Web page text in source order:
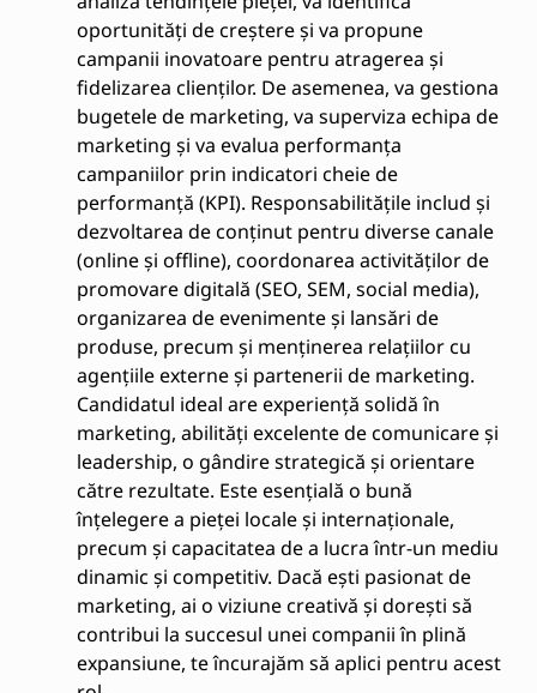
oportunități de creștere și va propune
campanii inovatoare pentru atragerea și
fidelizarea clienților. De asemenea, va gestiona
bugetele de marketing, va superviza echipa de
marketing și va evalua performanța
campaniilor prin indicatori cheie de
performanță (KPI). Responsabilitățile includ și
dezvoltarea de conținut pentru diverse canale
(online și offline), coordonarea activităților de
promovare digitală (SEO, SEM, social media),
organizarea de evenimente și lansări de
produse, precum și menținerea relațiilor cu
agențiile externe și partenerii de marketing.
Candidatul ideal are experiență solidă în
marketing, abilități excelente de comunicare și
leadership, o gândire strategică și orientare
către rezultate. Este esențială o bună
înțelegere a pieței locale și internaționale,
precum și capacitatea de a lucra într-un mediu
dinamic și competitiv. Dacă ești pasionat de
marketing, ai o viziune creativă și dorești să
contribui la succesul unei companii în plină
expansiune, te încurajăm să aplici pentru acest